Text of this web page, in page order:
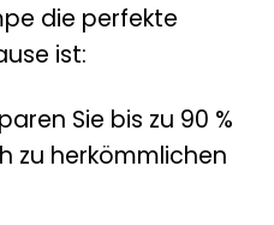
die perfekte
ist:
Sie bis zu 90 %
zu herkömmlichen